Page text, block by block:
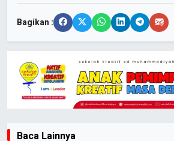
Bagikan :
Baca Lainnya